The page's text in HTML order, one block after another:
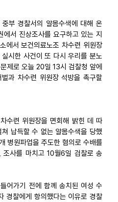
부 경찰서의 알몸수색에 대해 온
서 진상조사를 요구하고 있는 지
에서 보건의료노조 차수련 위원장
시한 사건이 또 다시 우리를 분노
제로 오늘 20일 13시 검찰청 앞에
과 차수련 위원장 석방을 촉구할
수련 위원장을 면회해 밝힌 데 따
납득할 수 없는 알몸수색을 당했
병원파업을 주도한 혐의로 수배를
사를 마치고 10월6일 검찰로 송
어가기 전에 함께 송치된 여성 수
경찰에게 항의했다는 이유로 경찰